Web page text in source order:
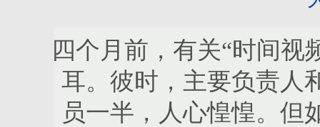
四个月前，有关“时间视
耳。彼时，主要负责人
员一半，人心惶惶。但